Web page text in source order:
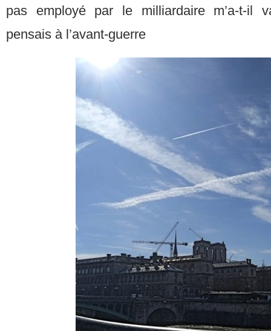
pas employé par le milliardaire m’a-t-il
pensais à l’avant-guerre